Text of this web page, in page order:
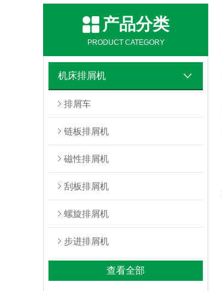
产品分类
PRODUCT CATEGORY
机床排屑机
排屑车
链板排屑机
磁性排屑机
刮板排屑机
螺旋排屑机
步进排屑机
查看全部